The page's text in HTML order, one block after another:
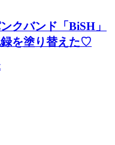
クバンド「BiSH」
を塗り替えた♡